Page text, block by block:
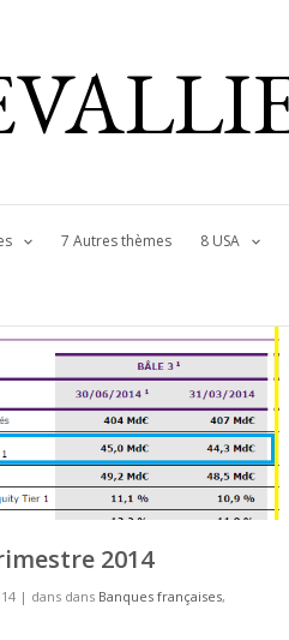
7 Autres thèmes 8 USA
2014
| dans dans Banques françaises,